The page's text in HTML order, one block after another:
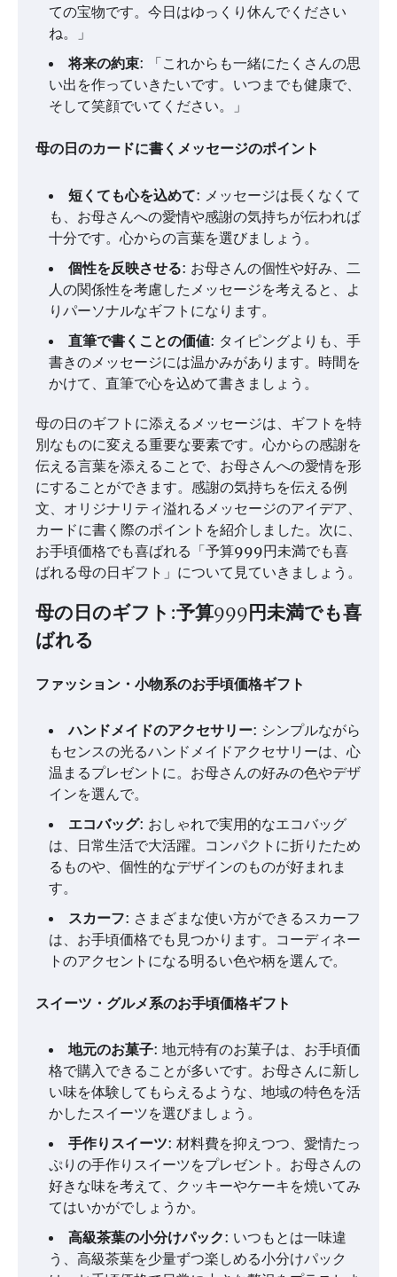
ての宝物です。今日はゆっくり休んでください
ね。」
将来の約束: 「これからも一緒にたくさんの思
い出を作っていきたいです。いつまでも健康で、
そして笑顔でいてください。」
母の日のカードに書くメッセージのポイント
短くても心を込めて: メッセージは長くなくて
も、お母さんへの愛情や感謝の気持ちが伝われば
十分です。心からの言葉を選びましょう。
個性を反映させる: お母さんの個性や好み、二
人の関係性を考慮したメッセージを考えると、よ
りパーソナルなギフトになります。
直筆で書くことの価値: タイピングよりも、手
書きのメッセージには温かみがあります。時間を
かけて、直筆で心を込めて書きましょう。
母の日のギフトに添えるメッセージは、ギフトを特
別なものに変える重要な要素です。心からの感謝を
伝える言葉を添えることで、お母さんへの愛情を形
にすることができます。感謝の気持ちを伝える例
文、オリジナリティ溢れるメッセージのアイデア、
カードに書く際のポイントを紹介しました。次に、
お手頃価格でも喜ばれる「予算999円未満でも喜
ばれる母の日ギフト」について見ていきましょう。
母の日のギフト:予算999円未満でも喜
ばれる
ファッション・小物系のお手頃価格ギフト
ハンドメイドのアクセサリー: シンプルながら
もセンスの光るハンドメイドアクセサリーは、心
温まるプレゼントに。お母さんの好みの色やデザ
インを選んで。
エコバッグ: おしゃれで実用的なエコバッグ
は、日常生活で大活躍。コンパクトに折りたため
るものや、個性的なデザインのものが好まれま
す。
スカーフ: さまざまな使い方ができるスカーフ
は、お手頃価格でも見つかります。コーディネー
トのアクセントになる明るい色や柄を選んで。
スイーツ・グルメ系のお手頃価格ギフト
地元のお菓子: 地元特有のお菓子は、お手頃価
格で購入できることが多いです。お母さんに新し
い味を体験してもらえるような、地域の特色を活
かしたスイーツを選びましょう。
手作りスイーツ: 材料費を抑えつつ、愛情たっ
ぷりの手作りスイーツをプレゼント。お母さんの
好きな味を考えて、クッキーやケーキを焼いてみ
てはいかがでしょうか。
高級茶葉の小分けパック: いつもとは一味違
う、高級茶葉を少量ずつ楽しめる小分けパック